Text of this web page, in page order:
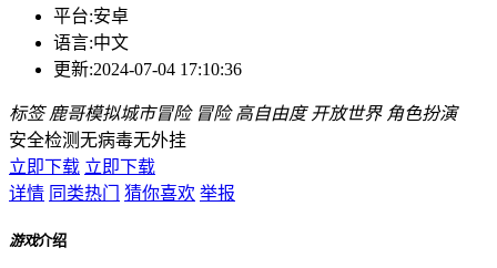
平台:安卓
语言:中文
更新:2024-07-04 17:10:36
标签 鹿哥模拟城市冒险 冒险 高自由度 开放世界 角色扮演
安全检测无病毒无外挂
立即下载 立即下载
详情 同类热门 猜你喜欢 举报
游戏介绍